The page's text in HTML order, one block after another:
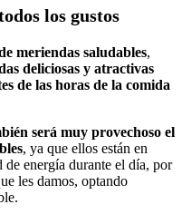
los gustos
meriendas saludables,
deliciosas y atractivas
de las horas de la comida
será muy provechoso el
, ya que ellos están en
energía durante el día, por
les damos, optando